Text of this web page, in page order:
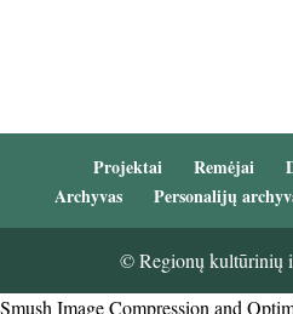
Projektai Remėjai
Archyvas
Personalijų
© Regionų kultūrinių
Smush Image Compression and